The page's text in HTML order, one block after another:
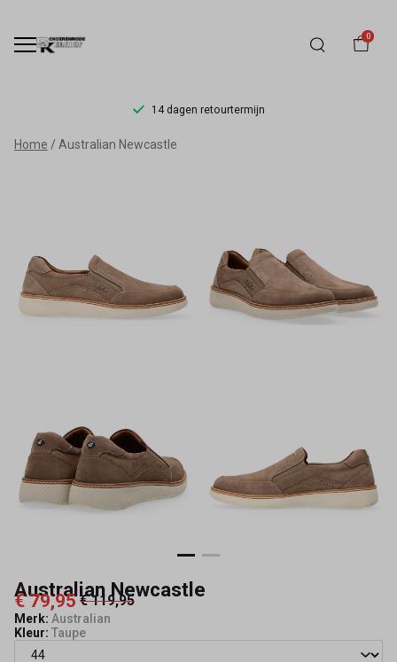
0
14 dagen retourtermijn
Australian
Schoenmode
Kerkhof
Home Australian Newcastle
Australian Newcastle
€ 79,95 € 119,95
Merk: Australian
Kleur: Taupe